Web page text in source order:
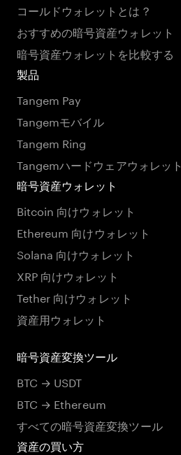
コールドウォレットとは？
おすすめの暗号資産ウォレット
暗号資産ウォレットを比較する
製品
Tangem Pay
Tangemモバイル
Tangem Ring
Tangemハードウェアウォレット
暗号資産ウォレット
Bitcoin 向けウォレット
Ethereum 向けウォレット
Solana 向けウォレット
XRP 向けウォレット
Tether 向けウォレット
資産用ウォレット
暗号資産変換ツール
BTC → USDT
BTC → Ethereum
すべての暗号資産変換ツール
資産の買い方